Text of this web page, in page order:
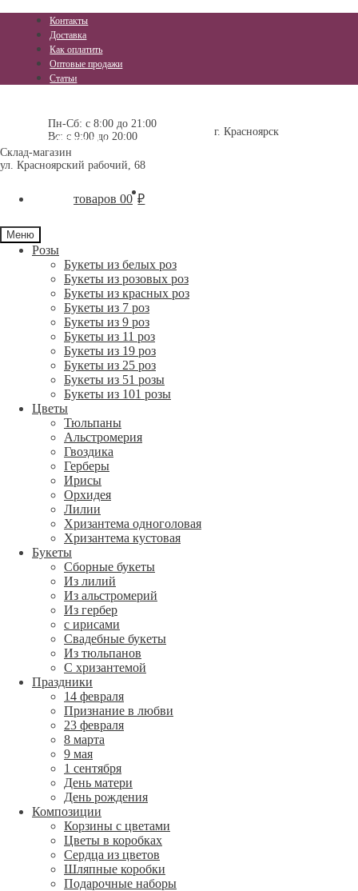
Контакты
Доставка
Как оплатить
Оптовые продажи
Статьи
+7-905-976-84-17
навигации
содержимому
Пн-Сб: с 8:00 до 21:00
Вс: с 9:00 до 20:00
г. Красноярск
Склад-магазин
ул. Красноярский рабочий, 68
0 ₽
0 товаров
Меню
Розы
Букеты из белых роз
Букеты из розовых роз
Букеты из красных роз
Букеты из 7 роз
Букеты из 9 роз
Букеты из 11 роз
Букеты из 19 роз
Букеты из 25 роз
Букеты из 51 розы
Букеты из 101 розы
Цветы
Тюльпаны
Альстромерия
Гвоздика
Герберы
Ирисы
Орхидея
Лилии
Хризантема одноголовая
Хризантема кустовая
Букеты
Сборные букеты
Из лилий
Из альстромерий
Из гербер
с ирисами
Свадебные букеты
Из тюльпанов
С хризантемой
Праздники
14 февраля
Признание в любви
23 февраля
8 марта
9 мая
1 сентября
День матери
День рождения
Композиции
Корзины с цветами
Цветы в коробках
Сердца из цветов
Шляпные коробки
Подарочные наборы